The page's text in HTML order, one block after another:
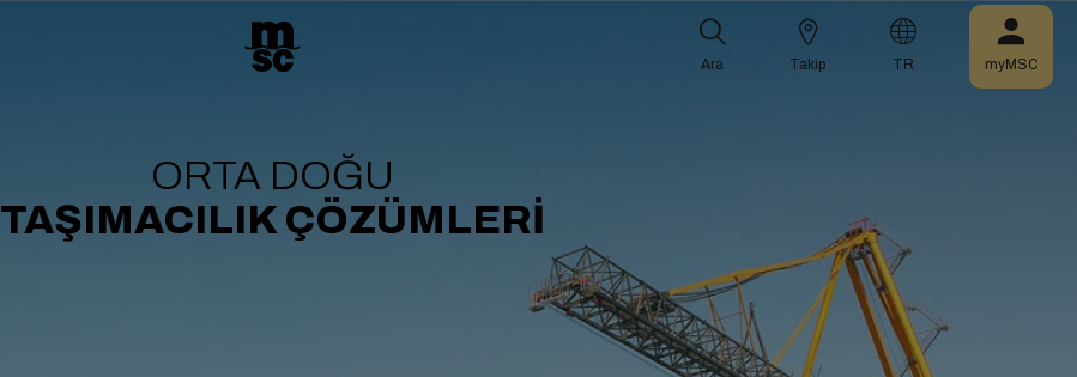
ORTA DOĞU
TAŞIMACILIK ÇÖZÜMLERİ
Ara Takip TR myMSC